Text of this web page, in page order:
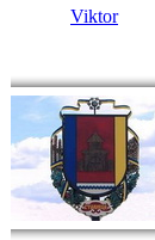
Viktor